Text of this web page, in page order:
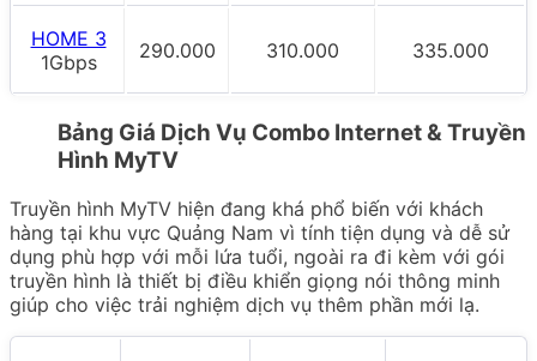
HOME 3
1Gbps
290.000 310.000 335.000
Bảng Giá Dịch Vụ Combo Internet & Truyền
Hình MyTV
Truyền hình MyTV hiện đang khá phổ biến với khách
hàng tại khu vực Quảng Nam vì tính tiện dụng và dễ sử
dụng phù hợp với mỗi lứa tuổi, ngoài ra đi kèm với gói
truyền hình là thiết bị điều khiển giọng nói thông minh
giúp cho việc trải nghiệm dịch vụ thêm phần mới lạ.